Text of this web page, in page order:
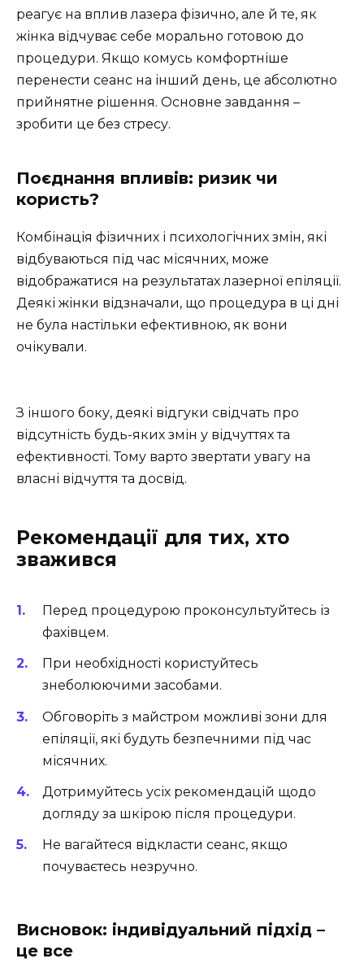
реагує на вплив лазера фізично, але й те, як
жінка відчуває себе морально готовою до
процедури. Якщо комусь комфортніше
перенести сеанс на інший день, це абсолютно
прийнятне рішення. Основне завдання –
зробити це без стресу.
Поєднання впливів: ризик чи
користь?
Комбінація фізичних і психологічних змін, які
відбуваються під час місячних, може
відображатися на результатах лазерної епіляції.
Деякі жінки відзначали, що процедура в ці дні
не була настільки ефективною, як вони
очікували.
З іншого боку, деякі відгуки свідчать про
відсутність будь-яких змін у відчуттях та
ефективності. Тому варто звертати увагу на
власні відчуття та досвід.
Рекомендації для тих, хто
зважився
Перед процедурою проконсультуйтесь із
фахівцем.
При необхідності користуйтесь
знеболюючими засобами.
Обговоріть з майстром можливі зони для
епіляції, які будуть безпечними під час
місячних.
Дотримуйтесь усіх рекомендацій щодо
догляду за шкірою після процедури.
Не вагайтеся відкласти сеанс, якщо
почуваєтесь незручно.
Висновок: індивідуальний підхід –
це все